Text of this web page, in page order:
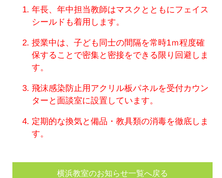
年長、年中担当教師はマスクとともにフェイス
シールドも着用します。
授業中は、子ども同士の間隔を常時1ｍ程度確
保することで密集と密接をできる限り回避しま
す。
飛沫感染防止用アクリル板パネルを受付カウン
ターと面談室に設置しています。
定期的な換気と備品・教具類の消毒を徹底しま
す。
横浜教室のお知らせ一覧へ戻る